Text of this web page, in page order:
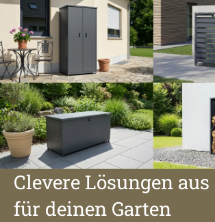
Clevere Lösungen
für deinen Garten